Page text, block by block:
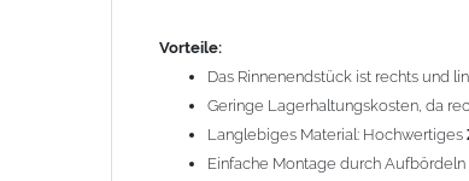
FürDachrinne
GRÖMO Artikelnummer: 62371
Vorteile:
Das Rinnenendstück ist rechts und
Geringe Lagerhaltungskosten, da
Langlebiges Material: Hochwertiges
Einfache Montage durch